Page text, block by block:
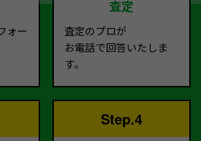
ォー
査定
査定のプロが
お電話で回答いたしま
す。
Step.4